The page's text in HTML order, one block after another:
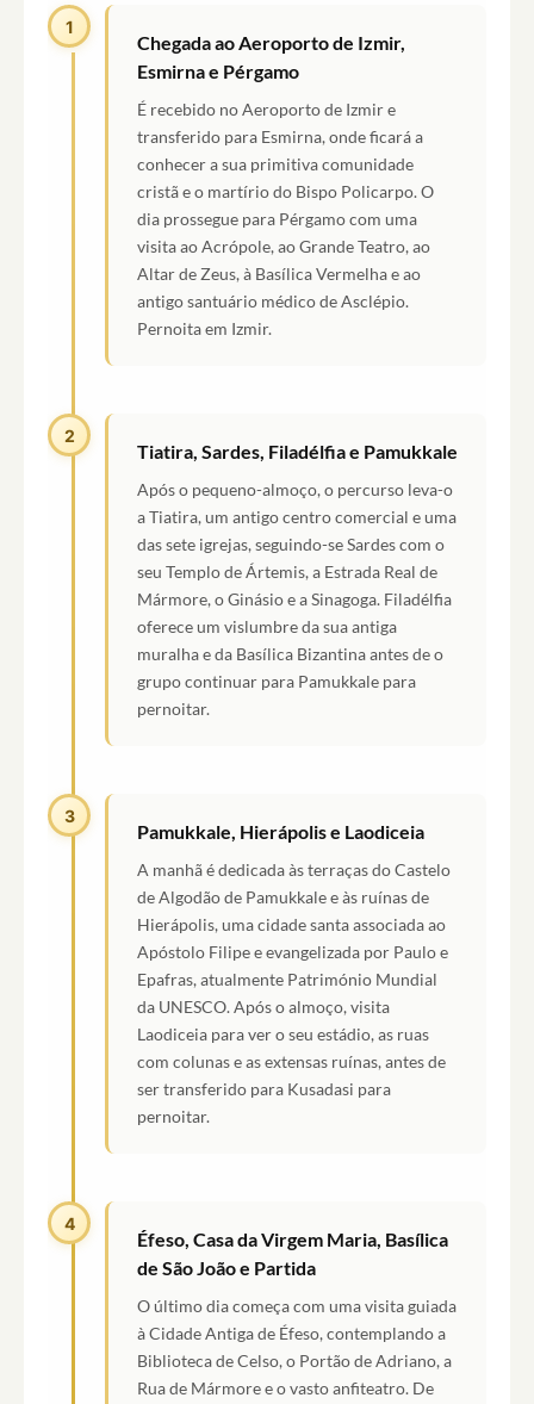
1
Chegada ao Aeroporto de Izmir,
Esmirna e Pérgamo
É recebido no Aeroporto de Izmir e
transferido para Esmirna, onde ficará a
conhecer a sua primitiva comunidade
cristã e o martírio do Bispo Policarpo. O
dia prossegue para Pérgamo com uma
visita ao Acrópole, ao Grande Teatro, ao
Altar de Zeus, à Basílica Vermelha e ao
antigo santuário médico de Asclépio.
Pernoita em Izmir.
2
Tiatira, Sardes, Filadélfia e Pamukkale
Após o pequeno-almoço, o percurso leva-o
a Tiatira, um antigo centro comercial e uma
das sete igrejas, seguindo-se Sardes com o
seu Templo de Ártemis, a Estrada Real de
Mármore, o Ginásio e a Sinagoga. Filadélfia
oferece um vislumbre da sua antiga
muralha e da Basílica Bizantina antes de o
grupo continuar para Pamukkale para
pernoitar.
3
Pamukkale, Hierápolis e Laodiceia
A manhã é dedicada às terraças do Castelo
de Algodão de Pamukkale e às ruínas de
Hierápolis, uma cidade santa associada ao
Apóstolo Filipe e evangelizada por Paulo e
Epafras, atualmente Património Mundial
da UNESCO. Após o almoço, visita
Laodiceia para ver o seu estádio, as ruas
com colunas e as extensas ruínas, antes de
ser transferido para Kusadasi para
pernoitar.
4
Éfeso, Casa da Virgem Maria, Basílica
de São João e Partida
O último dia começa com uma visita guiada
à Cidade Antiga de Éfeso, contemplando a
Biblioteca de Celso, o Portão de Adriano, a
Rua de Mármore e o vasto anfiteatro. De